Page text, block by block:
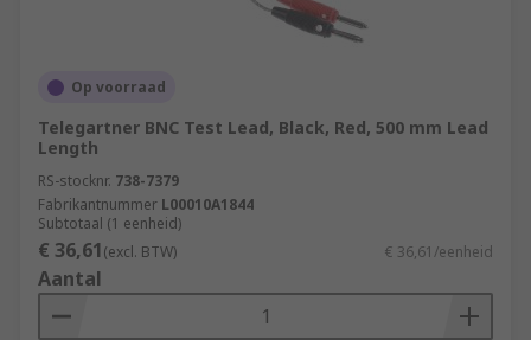
Op voorraad
Telegartner BNC Test Lead, Black, Red, 500 mm Lead
Length
RS-stocknr. 738-7379
Fabrikantnummer L00010A1844
Subtotaal (1 eenheid)
€ 36,61(excl. BTW) € 36,61/eenheid
Aantal